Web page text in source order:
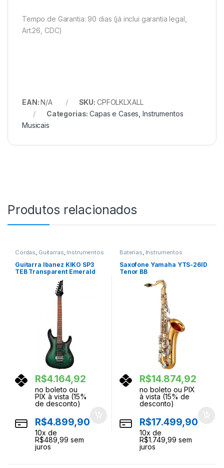
Tempo de Garantia: 90 dias (já inclui garantia legal,
Art.26, CDC)
EAN:N/A SKU: CPFOLKLXALL
Categorias:Capas e Cases ,Instrumentos
Musicais
Produtos relacionados
Cordas Guitarras Instrumentos
Musicais
Guitarra Ibanez KIKO SP3
TEB Transparent Emerald
R$4.164,92
no boleto ou
PIX à vista (15%
de desconto)
R$4.899,90
10x de
R$489,99 sem
juros
Baterias Instrumentos
Musicais
Saxofone Yamaha YTS-26ID
Tenor BB
R$14.874,92
no boleto ou PIX
à vista (15% de
desconto)
R$17.499,90
10x de
R$1.749,99 sem
juros